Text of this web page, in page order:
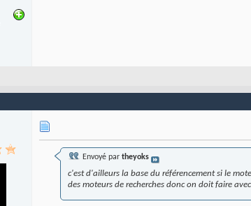
Envoyé par theyoks
c'est d'ailleurs la base du référencement si le
des moteurs de recherches donc on doit faire